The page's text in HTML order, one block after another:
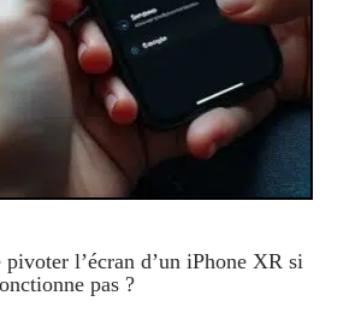
l’écran d’un iPhone XR si
pas ?